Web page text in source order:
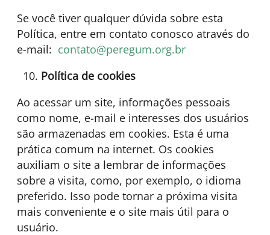
Se você tiver qualquer dúvida sobre esta
Política, entre em contato conosco através do
e-mail: contato@peregum.org.br
Política de cookies
Ao acessar um site, informações pessoais
como nome, e-mail e interesses dos usuários
são armazenadas em cookies. Esta é uma
prática comum na internet. Os cookies
auxiliam o site a lembrar de informações
sobre a visita, como, por exemplo, o idioma
preferido. Isso pode tornar a próxima visita
mais conveniente e o site mais útil para o
usuário.